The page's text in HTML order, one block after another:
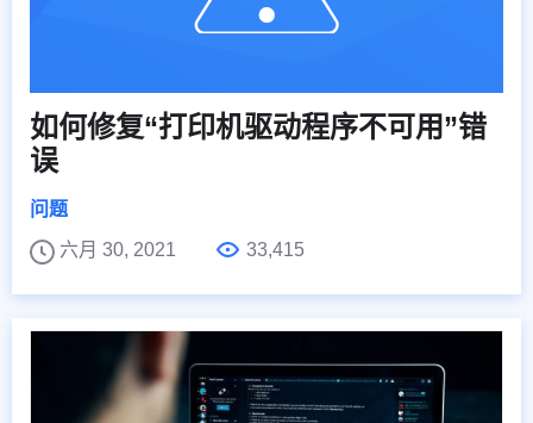
如何修复“打印机驱动程序不可用”错
误
问题
六月 30, 2021
33,415